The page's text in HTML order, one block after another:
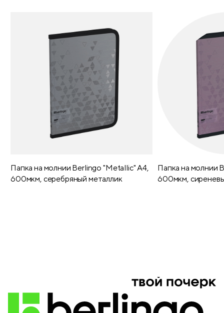
Папка на молнии Berlingo "Metallic" А4,
600мкм, серебряный металлик
Папка на молнии
600мкм,